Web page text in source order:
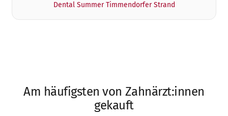
Dental Summer Timmendorfer Strand
Am häufigsten von Zahnärzt:innen
gekauft